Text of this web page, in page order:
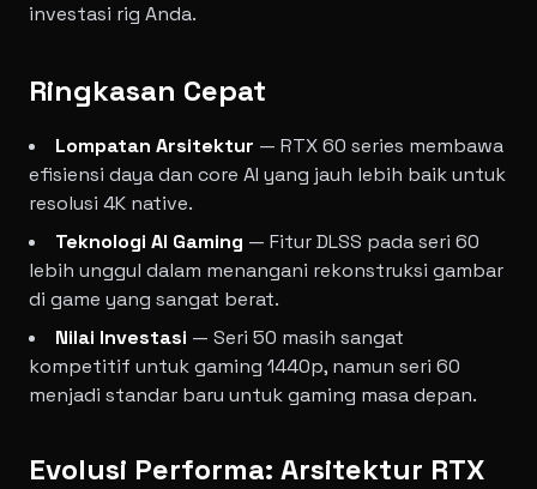
investasi rig Anda.
Ringkasan Cepat
Lompatan Arsitektur — RTX 60 series membawa
efisiensi daya dan core AI yang jauh lebih baik untuk
resolusi 4K native.
Teknologi AI Gaming — Fitur DLSS pada seri 60
lebih unggul dalam menangani rekonstruksi gambar
di game yang sangat berat.
Nilai Investasi — Seri 50 masih sangat
kompetitif untuk gaming 1440p, namun seri 60
menjadi standar baru untuk gaming masa depan.
Evolusi Performa: Arsitektur RTX